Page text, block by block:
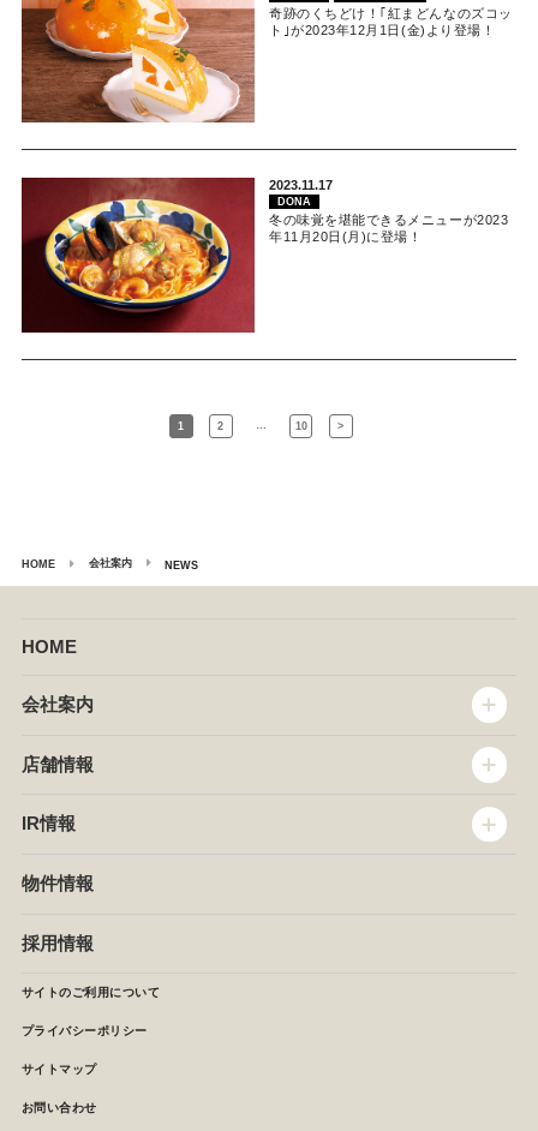
奇跡のくちどけ！｢紅まどんなのズコッ
ト｣が2023年12月1日(金)より登場！
2023.11.17
DONA
冬の味覚を堪能できるメニューが2023
年11月20日(月)に登場！
1 2 … 10 >
HOME 会社案内 NEWS
HOME
会社案内
企業情報
セントラルキッチン
NEWS
店舗情報
椿屋珈琲
イタリアンダイニングDONA
店舗検索
IR情報
IRニュース
月次報告
決算短信
株主の皆様へ
よくあるご質問 (株主優待制度)
物件情報
採用情報
サイトのご利用について
プライバシーポリシー
サイトマップ
お問い合わせ